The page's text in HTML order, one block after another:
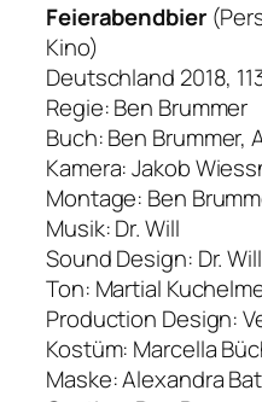
Feierabendbier
Kino)
Deutschland 2018,
Regie: Ben Brummer
Buch: Ben Brummer,
Kamera: Jakob
Montage: Ben
Musik: Dr. Will
Sound Design: Dr. Will
Ton: Martial
Production Design:
Kostüm: Marcella
Maske: Alexandra